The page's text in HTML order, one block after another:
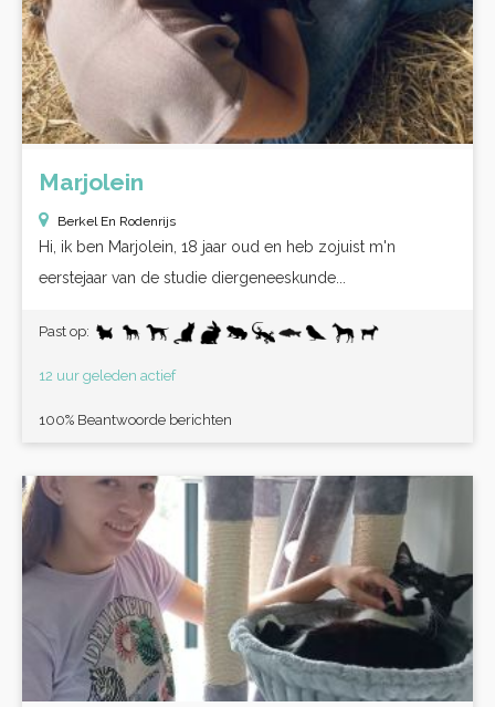
Marjolein
Berkel En Rodenrijs
Hi, ik ben Marjolein, 18 jaar oud en heb zojuist m'n
eerstejaar van de studie diergeneeskunde...
Past op:
12 uur geleden actief
100% Beantwoorde berichten